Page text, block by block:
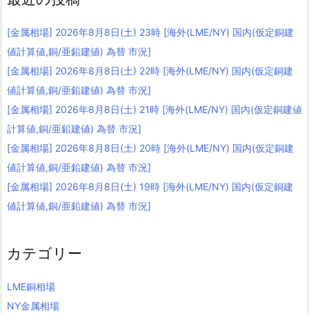
[金属相場] 2026年8月8日(土) 23時 [海外(LME/NY) 国内(仮定銅建
値計算値,銅/亜鉛建値) 為替 市況]
[金属相場] 2026年8月8日(土) 22時 [海外(LME/NY) 国内(仮定銅建
値計算値,銅/亜鉛建値) 為替 市況]
[金属相場] 2026年8月8日(土) 21時 [海外(LME/NY) 国内(仮定銅建値
計算値,銅/亜鉛建値) 為替 市況]
[金属相場] 2026年8月8日(土) 20時 [海外(LME/NY) 国内(仮定銅建
値計算値,銅/亜鉛建値) 為替 市況]
[金属相場] 2026年8月8日(土) 19時 [海外(LME/NY) 国内(仮定銅建
値計算値,銅/亜鉛建値) 為替 市況]
カテゴリー
LME銅相場
NY金属相場